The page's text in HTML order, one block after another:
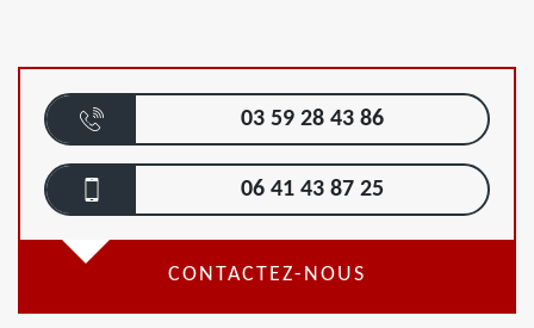
03 59 28 43 86
06 41 43 87 25
CONTACTEZ-NOUS